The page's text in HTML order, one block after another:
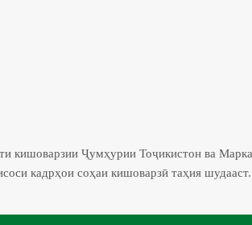
кишоварзии Ҷумҳурии Тоҷикистон ва
кадрҳои соҳаи кишоварзӣ таҳия шудааст.